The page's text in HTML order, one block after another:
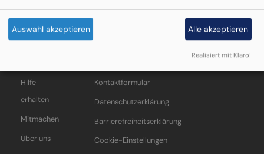
Hilfe
erhalten
Mitmachen
Über uns
Kontaktformular
Datenschutzerklärung
Barrierefreiheitserklärung
Cookie-Einstellungen
Auswahl akzeptieren Alle akzeptieren
Realisiert mit Klaro!